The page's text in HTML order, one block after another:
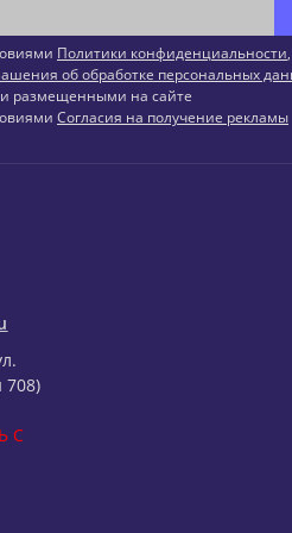
Политики конфиденциальности,
об обработке персональных
размещенными на сайте
Согласия на получение рекламы
708)
С